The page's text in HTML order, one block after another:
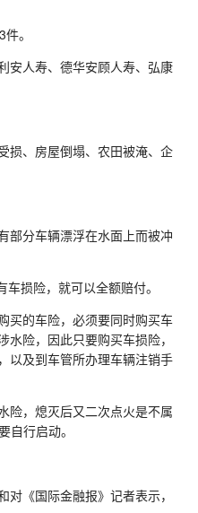
。
人寿、德华安顾人寿、弘康
、房屋倒塌、农田被淹、企
分车辆漂浮在水面上而被冲
损险，就可以全额赔付。
的车险，必须要同时购买车
险，因此只要购买车损险，
以及到车管所办理车辆注销手
，熄灭后又二次点火是不属
行启动。
《国际金融报》记者表示，